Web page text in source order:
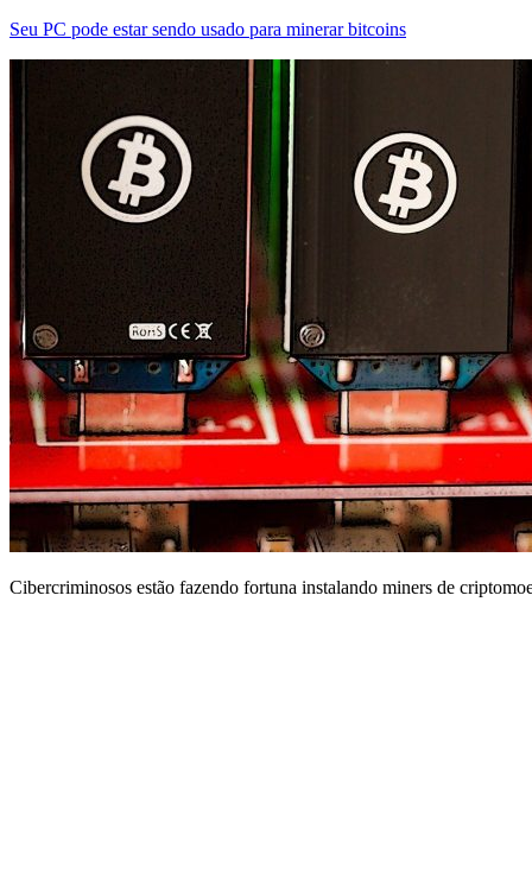
Seu PC pode estar sendo usado para minerar bitcoins
Cibercriminosos estão fazendo fortuna instalando miners de